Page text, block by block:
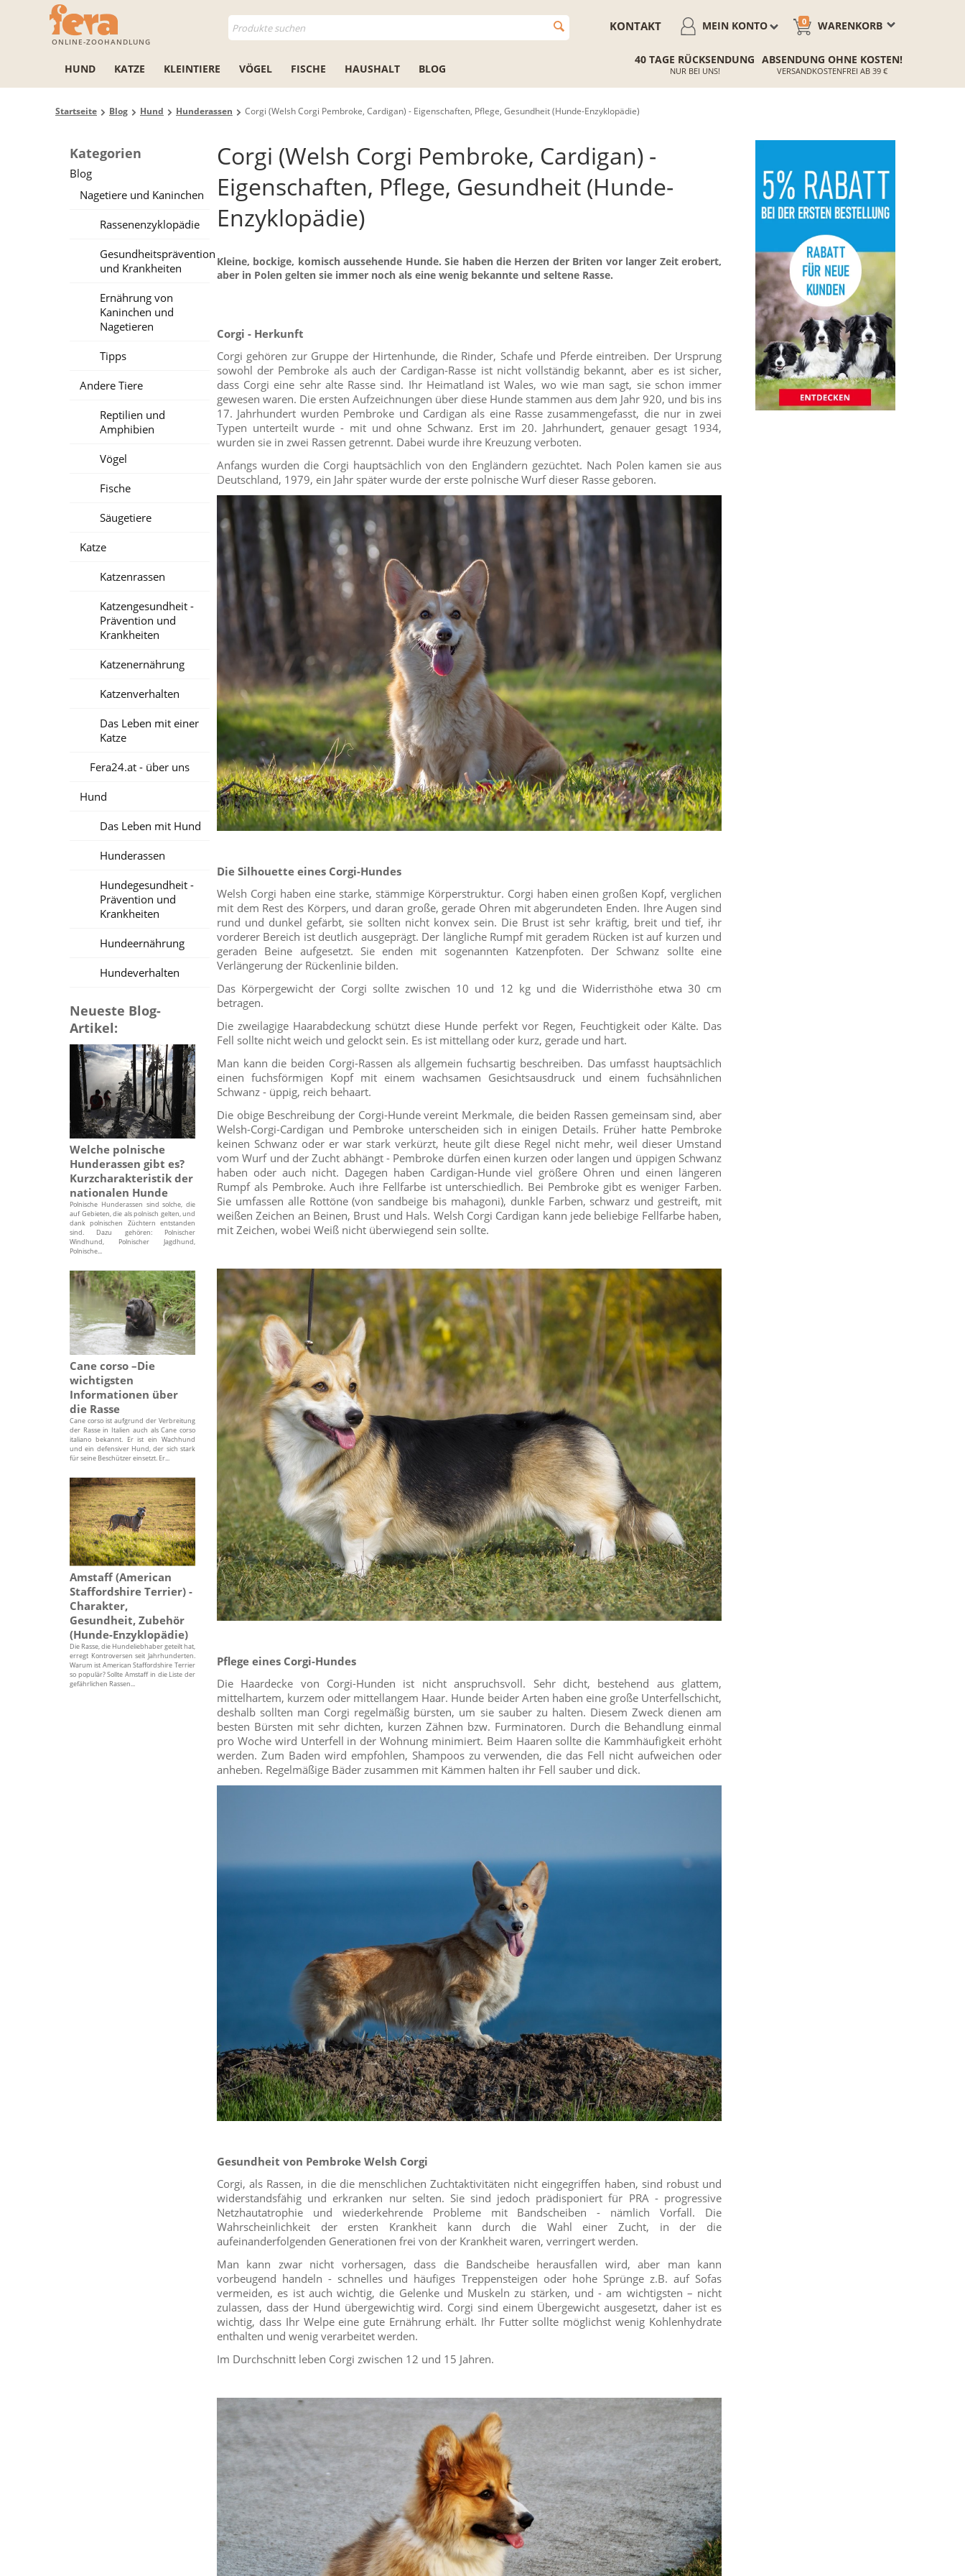
ONLINE-ZOOHANDLUNG
WARENKORB
0
MEIN KONTO
KONTAKT
HUND KATZE KLEINTIERE VÖGEL FISCHE HAUSHALT BLOG
40 TAGE RÜCKSENDUNG
NUR BEI UNS!
ABSENDUNG OHNE KOSTEN!
VERSANDKOSTENFREI AB 39 €
Startseite Blog Hund Hunderassen Corgi (Welsh Corgi Pembroke, Cardigan) - Eigenschaften, Pflege, Gesundheit (Hunde-Enzyklopädie)
Kategorien
Blog
Nagetiere und Kaninchen
Rassenenzyklopädie
Gesundheitsprävention
und Krankheiten
Ernährung von
Kaninchen und
Nagetieren
Tipps
Andere Tiere
Reptilien und
Amphibien
Vögel
Fische
Säugetiere
Katze
Katzenrassen
Katzengesundheit -
Prävention und
Krankheiten
Katzenernährung
Katzenverhalten
Das Leben mit einer
Katze
Fera24.at - über uns
Hund
Das Leben mit Hund
Hunderassen
Hundegesundheit -
Prävention und
Krankheiten
Hundeernährung
Hundeverhalten
Neueste Blog-
Artikel:
Welche polnische
Hunderassen gibt es?
Kurzcharakteristik der
nationalen Hunde
Polnische Hunderassen sind solche, die
auf Gebieten, die als polnisch gelten, und
dank polnischen Züchtern entstanden
sind. Dazu gehören: Polnischer
Windhund, Polnischer Jagdhund,
Polnische...
Cane corso –Die
wichtigsten
Informationen über
die Rasse
Cane corso ist aufgrund der Verbreitung
der Rasse in Italien auch als Cane corso
italiano bekannt. Er ist ein Wachhund
und ein defensiver Hund, der sich stark
für seine Beschützer einsetzt. Er...
Amstaff (American
Staffordshire Terrier) -
Charakter,
Gesundheit, Zubehör
(Hunde-Enzyklopädie)
Die Rasse, die Hundeliebhaber geteilt hat,
erregt Kontroversen seit Jahrhunderten.
Warum ist American Staffordshire Terrier
so populär? Sollte Amstaff in die Liste der
gefährlichen Rassen...
Corgi (Welsh Corgi Pembroke, Cardigan) -
Eigenschaften, Pflege, Gesundheit (Hunde-
Enzyklopädie)
Kleine, bockige, komisch aussehende Hunde. Sie haben die Herzen der Briten vor langer Zeit erobert,
aber in Polen gelten sie immer noch als eine wenig bekannte und seltene Rasse.
Corgi - Herkunft
Corgi gehören zur Gruppe der Hirtenhunde, die Rinder, Schafe und Pferde eintreiben. Der Ursprung
sowohl der Pembroke als auch der Cardigan-Rasse ist nicht vollständig bekannt, aber es ist sicher,
dass Corgi eine sehr alte Rasse sind. Ihr Heimatland ist Wales, wo wie man sagt, sie schon immer
gewesen waren. Die ersten Aufzeichnungen über diese Hunde stammen aus dem Jahr 920, und bis ins
17. Jahrhundert wurden Pembroke und Cardigan als eine Rasse zusammengefasst, die nur in zwei
Typen unterteilt wurde - mit und ohne Schwanz. Erst im 20. Jahrhundert, genauer gesagt 1934,
wurden sie in zwei Rassen getrennt. Dabei wurde ihre Kreuzung verboten.
Anfangs wurden die Corgi hauptsächlich von den Engländern gezüchtet. Nach Polen kamen sie aus
Deutschland, 1979, ein Jahr später wurde der erste polnische Wurf dieser Rasse geboren.
Die Silhouette eines Corgi-Hundes
Welsh Corgi haben eine starke, stämmige Körperstruktur. Corgi haben einen großen Kopf, verglichen
mit dem Rest des Körpers, und daran große, gerade Ohren mit abgerundeten Enden. Ihre Augen sind
rund und dunkel gefärbt, sie sollten nicht konvex sein. Die Brust ist sehr kräftig, breit und tief, ihr
vorderer Bereich ist deutlich ausgeprägt. Der längliche Rumpf mit geradem Rücken ist auf kurzen und
geraden Beine aufgesetzt. Sie enden mit sogenannten Katzenpfoten. Der Schwanz sollte eine
Verlängerung der Rückenlinie bilden.
Das Körpergewicht der Corgi sollte zwischen 10 und 12 kg und die Widerristhöhe etwa 30 cm
betragen.
Die zweilagige Haarabdeckung schützt diese Hunde perfekt vor Regen, Feuchtigkeit oder Kälte. Das
Fell sollte nicht weich und gelockt sein. Es ist mittellang oder kurz, gerade und hart.
Man kann die beiden Corgi-Rassen als allgemein fuchsartig beschreiben. Das umfasst hauptsächlich
einen fuchsförmigen Kopf mit einem wachsamen Gesichtsausdruck und einem fuchsähnlichen
Schwanz - üppig, reich behaart.
Die obige Beschreibung der Corgi-Hunde vereint Merkmale, die beiden Rassen gemeinsam sind, aber
Welsh-Corgi-Cardigan und Pembroke unterscheiden sich in einigen Details. Früher hatte Pembroke
keinen Schwanz oder er war stark verkürzt, heute gilt diese Regel nicht mehr, weil dieser Umstand
vom Wurf und der Zucht abhängt - Pembroke dürfen einen kurzen oder langen und üppigen Schwanz
haben oder auch nicht. Dagegen haben Cardigan-Hunde viel größere Ohren und einen längeren
Rumpf als Pembroke. Auch ihre Fellfarbe ist unterschiedlich. Bei Pembroke gibt es weniger Farben.
Sie umfassen alle Rottöne (von sandbeige bis mahagoni), dunkle Farben, schwarz und gestreift, mit
weißen Zeichen an Beinen, Brust und Hals. Welsh Corgi Cardigan kann jede beliebige Fellfarbe haben,
mit Zeichen, wobei Weiß nicht überwiegend sein sollte.
Pflege eines Corgi-Hundes
Die Haardecke von Corgi-Hunden ist nicht anspruchsvoll. Sehr dicht, bestehend aus glattem,
mittelhartem, kurzem oder mittellangem Haar. Hunde beider Arten haben eine große Unterfellschicht,
deshalb sollten man Corgi regelmäßig bürsten, um sie sauber zu halten. Diesem Zweck dienen am
besten Bürsten mit sehr dichten, kurzen Zähnen bzw. Furminatoren. Durch die Behandlung einmal
pro Woche wird Unterfell in der Wohnung minimiert. Beim Haaren sollte die Kammhäufigkeit erhöht
werden. Zum Baden wird empfohlen, Shampoos zu verwenden, die das Fell nicht aufweichen oder
anheben. Regelmäßige Bäder zusammen mit Kämmen halten ihr Fell sauber und dick.
Gesundheit von Pembroke Welsh Corgi
Corgi, als Rassen, in die die menschlichen Zuchtaktivitäten nicht eingegriffen haben, sind robust und
widerstandsfähig und erkranken nur selten. Sie sind jedoch prädisponiert für PRA - progressive
Netzhautatrophie und wiederkehrende Probleme mit Bandscheiben - nämlich Vorfall. Die
Wahrscheinlichkeit der ersten Krankheit kann durch die Wahl einer Zucht, in der die
aufeinanderfolgenden Generationen frei von der Krankheit waren, verringert werden.
Man kann zwar nicht vorhersagen, dass die Bandscheibe herausfallen wird, aber man kann
vorbeugend handeln - schnelles und häufiges Treppensteigen oder hohe Sprünge z.B. auf Sofas
vermeiden, es ist auch wichtig, die Gelenke und Muskeln zu stärken, und - am wichtigsten – nicht
zulassen, dass der Hund übergewichtig wird. Corgi sind einem Übergewicht ausgesetzt, daher ist es
wichtig, dass Ihr Welpe eine gute Ernährung erhält. Ihr Futter sollte möglichst wenig Kohlenhydrate
enthalten und wenig verarbeitet werden.
Im Durchschnitt leben Corgi zwischen 12 und 15 Jahren.